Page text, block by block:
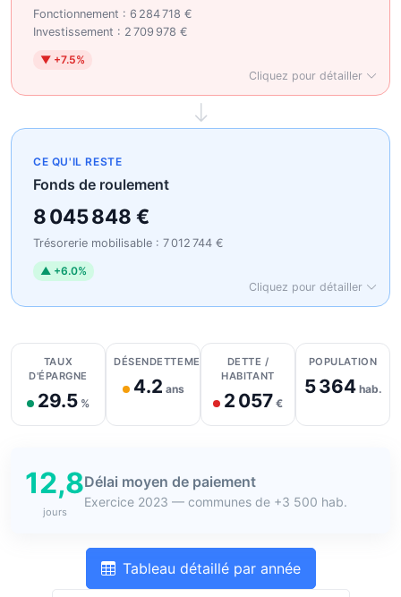
Fonctionnement : 6 284 718 €
Investissement : 2 709 978 €
▼ +7.5%
Cliquez pour détailler
CE QU'IL RESTE
Fonds de roulement
8 045 848 €
Trésorerie mobilisable : 7 012 744 €
▲ +6.0%
Cliquez pour détailler
Détail des recettes
Détail des dépenses
Détail de la trésorerie
TAUX
D'ÉPARGNE
29.5 %
DÉSENDETTEMENT
4.2 ans
DETTE /
HABITANT
2 057 €
POPULATION
5 364hab.
12,8
jours
Délai moyen de paiement
Exercice 2023 — communes de +3 500 hab.
Tableau détaillé par année